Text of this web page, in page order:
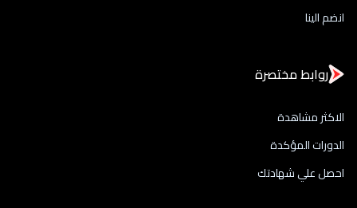
انضم الينا
روابط مختصرة
الاكثر مشاهدة
الدورات المؤكدة
احصل علي شهادتك